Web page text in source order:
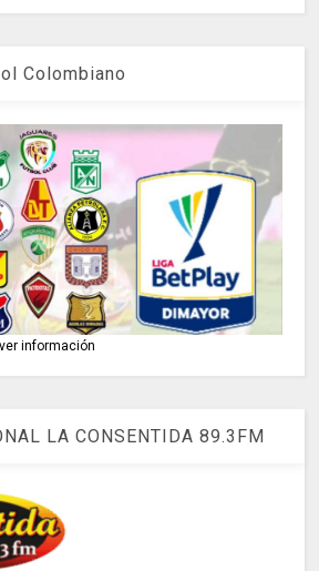
Colombiano
información
LA CONSENTIDA 89.3FM